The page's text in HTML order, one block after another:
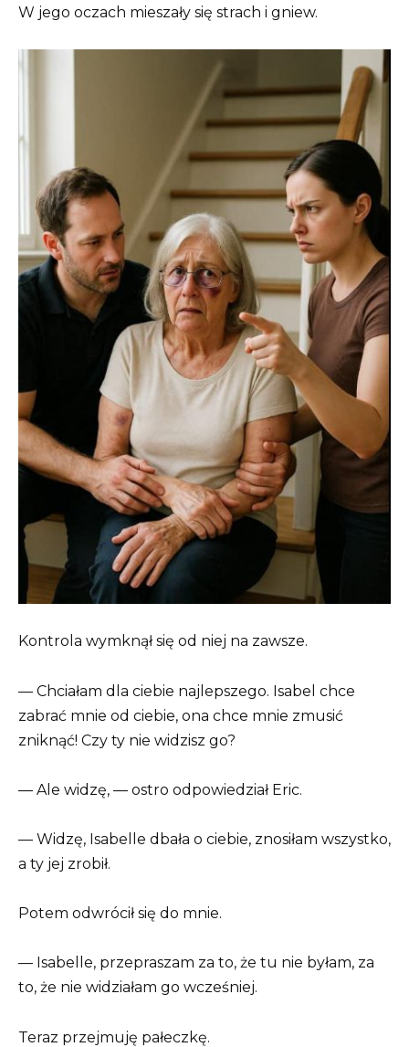
W jego oczach mieszały się strach i gniew.
Kontrola wymknął się od niej na zawsze.
— Chciałam dla ciebie najlepszego. Isabel chce
zabrać mnie od ciebie, ona chce mnie zmusić
zniknąć! Czy ty nie widzisz go?
— Ale widzę, — ostro odpowiedział Eric.
— Widzę, Isabelle dbała o ciebie, znosiłam wszystko,
a ty jej zrobił.
Potem odwrócił się do mnie.
— Isabelle, przepraszam za to, że tu nie byłam, za
to, że nie widziałam go wcześniej.
Teraz przejmuję pałeczkę.